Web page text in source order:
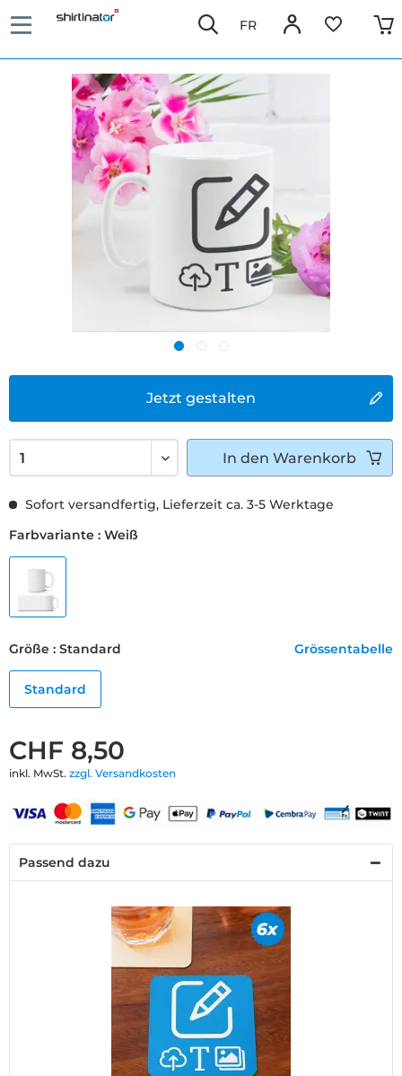
FR
Jetzt gestalten
CHF 8,50
inkl. MwSt. zzgl. Versandkosten
Sofort versandfertig, Lieferzeit ca. 3-5 Werktage
Farbvariante : Weiß
Größe : Standard Grössentabelle
Standard
In den Warenkorb
Passend dazu